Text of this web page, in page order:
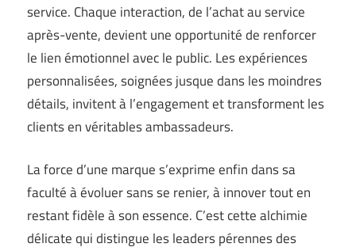
service. Chaque interaction, de l’achat au service
après-vente, devient une opportunité de renforcer
le lien émotionnel avec le public. Les expériences
personnalisées, soignées jusque dans les moindres
détails, invitent à l’engagement et transforment les
clients en véritables ambassadeurs.
La force d’une marque s’exprime enfin dans sa
faculté à évoluer sans se renier, à innover tout en
restant fidèle à son essence. C’est cette alchimie
délicate qui distingue les leaders pérennes des